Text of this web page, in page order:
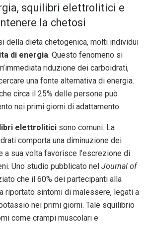
squilibri elettrolitici e
la chetosi
della dieta chetogenica, molti individui
di energia. Questo fenomeno si
riduzione dei carboidrati,
una fonte alternativa di energia.
circa il 25% delle persone può
nei primi giorni di adattamento.
elettrolitici sono comuni. La
comporta una diminuzione dei
a sua volta favorisce l’escrezione di
Uno studio pubblicato nel Journal of
che il 60% dei partecipanti alla
riportato sintomi di malessere, legati a
nei primi giorni. Tale squilibrio
come crampi muscolari e